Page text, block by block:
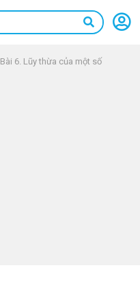
Bài 6. Lũy thừa của một số